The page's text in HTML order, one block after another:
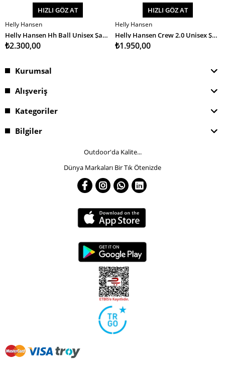
SEPETE EKLE
HIZLI GÖZ AT
Helly Hansen
Helly Hansen Hh Ball Unisex Şapka
₺2.300,00
SEPETE EKLE
HIZLI GÖZ AT
Helly Hansen
Helly Hansen Crew 2.0 Unisex Şapka
₺1.950,00
Kurumsal
Alışveriş
Kategoriler
Bilgiler
Outdoor'da Kalite...
Dünya Markaları Bir Tık Ötenizde